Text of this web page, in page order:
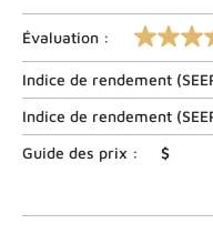
Évaluation :
4.6
sur
5
étoiles,
valeur
nominale
moyenne.
179
Indice de rendement (
Indice de rendement (
Guide des prix :
$